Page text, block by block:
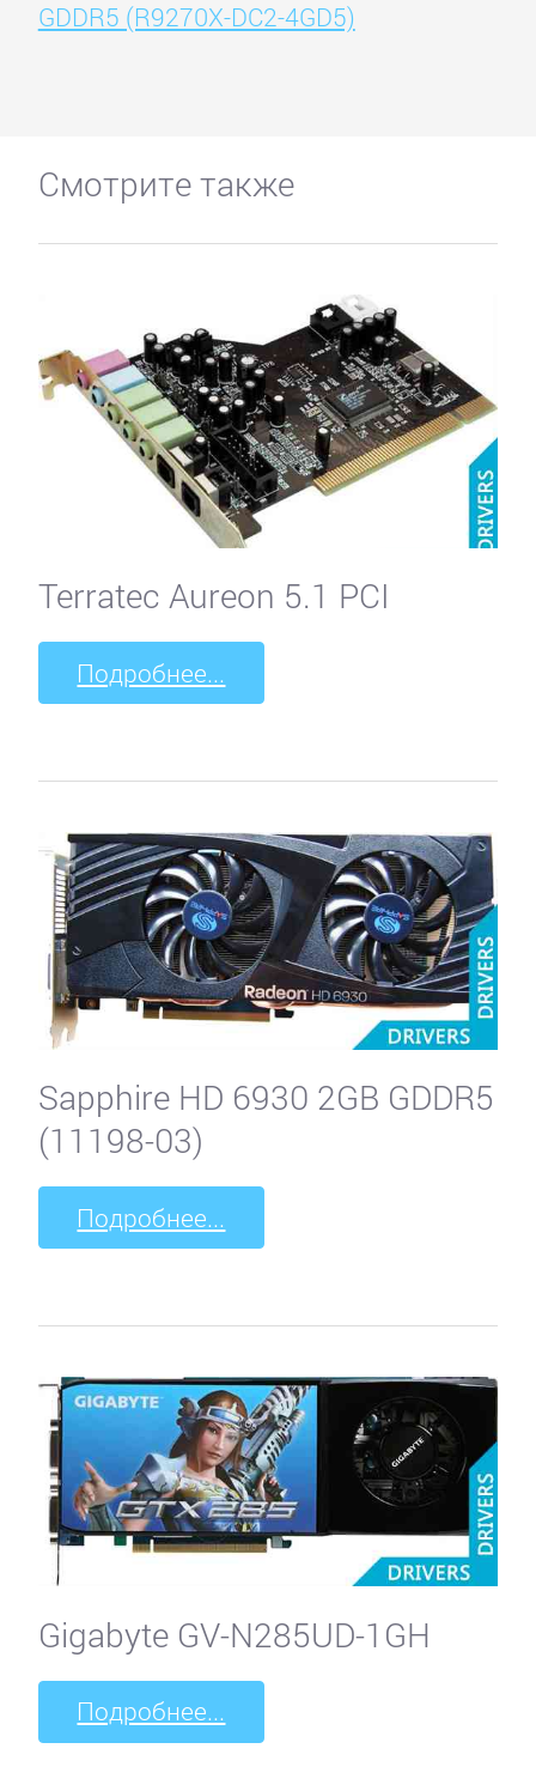
GDDR5 (R9270X-DC2-4GD5)
Смотрите также
Terratec Aureon 5.1 PCI
Подробнее...
Sapphire HD 6930 2GB GDDR5
(11198-03)
Подробнее...
Gigabyte GV-N285UD-1GH
Подробнее...